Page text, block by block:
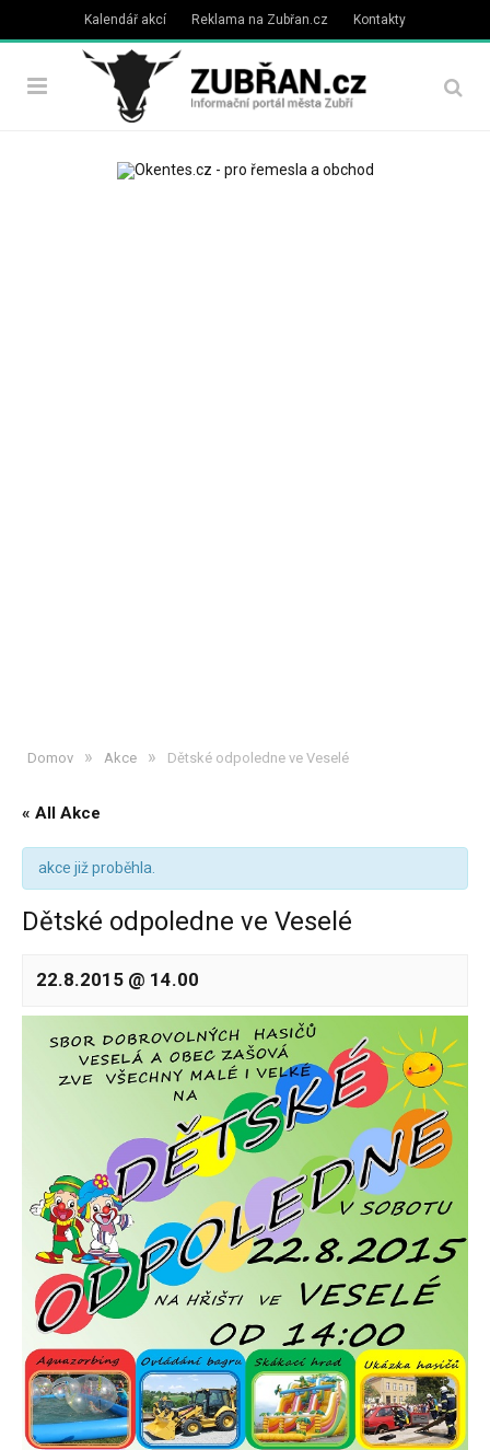
Kalendář akcí Reklama na Zubřan.cz Kontakty
Domov » Akce » Dětské odpoledne ve Veselé
« All Akce
akce již proběhla.
Dětské odpoledne ve Veselé
22.8.2015 @ 14.00